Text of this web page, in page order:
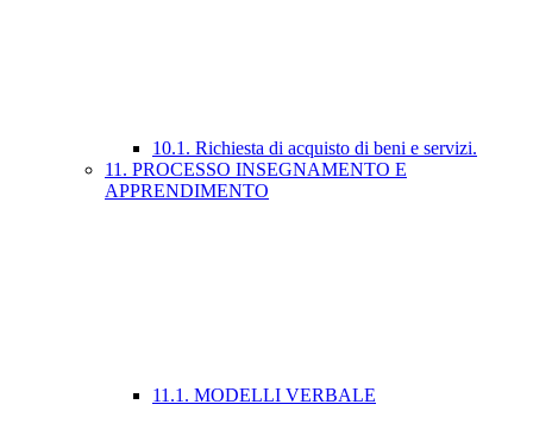
10.1. Richiesta di acquisto di beni e servizi.
11. PROCESSO INSEGNAMENTO E
APPRENDIMENTO
11.1. MODELLI VERBALE